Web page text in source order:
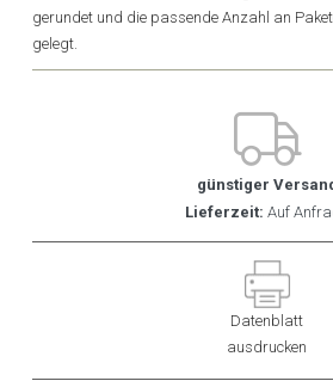
gerundet und die passende Anzahl an
gelegt.
günstiger
Lieferzeit: Auf
Datenblatt
ausdrucken